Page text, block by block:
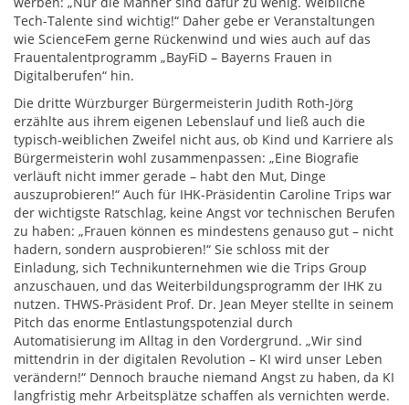
Tech-Talente sind wichtig!“ Daher gebe er Veranstaltungen
wie ScienceFem gerne Rückenwind und wies auch auf das
Frauentalentprogramm „BayFiD – Bayerns Frauen in
Digitalberufen“ hin.
Die dritte Würzburger Bürgermeisterin Judith Roth-Jörg
erzählte aus ihrem eigenen Lebenslauf und ließ auch die
typisch-weiblichen Zweifel nicht aus, ob Kind und Karriere als
Bürgermeisterin wohl zusammenpassen: „Eine Biografie
verläuft nicht immer gerade – habt den Mut, Dinge
auszuprobieren!“ Auch für IHK-Präsidentin Caroline Trips war
der wichtigste Ratschlag, keine Angst vor technischen Berufen
zu haben: „Frauen können es mindestens genauso gut – nicht
hadern, sondern ausprobieren!“ Sie schloss mit der
Einladung, sich Technikunternehmen wie die Trips Group
anzuschauen, und das Weiterbildungsprogramm der IHK zu
nutzen. THWS-Präsident Prof. Dr. Jean Meyer stellte in seinem
Pitch das enorme Entlastungspotenzial durch
Automatisierung im Alltag in den Vordergrund. „Wir sind
mittendrin in der digitalen Revolution – KI wird unser Leben
verändern!“ Dennoch brauche niemand Angst zu haben, da KI
langfristig mehr Arbeitsplätze schaffen als vernichten werde.